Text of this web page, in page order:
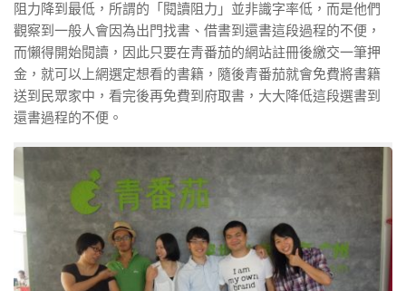
阻力降到最低，所謂的「閱讀阻力」並非識字率低，而是他們
觀察到一般人會因為出門找書、借書到還書這段過程的不便，
而懶得開始閱讀，因此只要在青番茄的網站註冊後繳交一筆押
金，就可以上網選定想看的書籍，隨後青番茄就會免費將書籍
送到民眾家中，看完後再免費到府取書，大大降低這段選書到
還書過程的不便。